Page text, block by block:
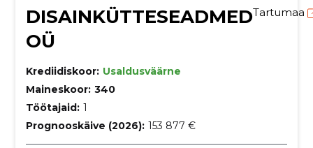
DISAINKÜTTESEADMED
OÜ
Tartumaa
Krediidiskoor: Usaldusväärne
Maineskoor: 340
Töötajaid: 1
Prognooskäive (2026): 153 877 €